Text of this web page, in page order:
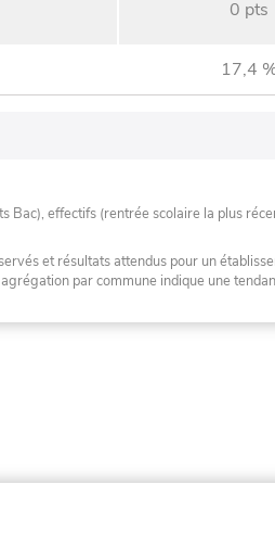
0 pts
17,4
Bac), effectifs (rentrée scolaire la plus
et résultats attendus pour un
par commune indique une